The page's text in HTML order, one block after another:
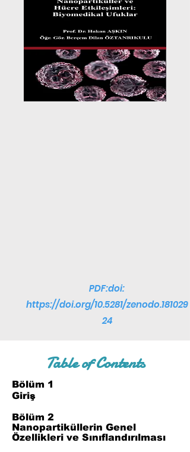
PDF:doi:
https://doi.org/10.5281/zenodo.181029
24
Table of Contents
Bölüm 1
Giriş
Bölüm 2
Nanopartiküllerin Genel
Özellikleri ve Sınıflandırılması